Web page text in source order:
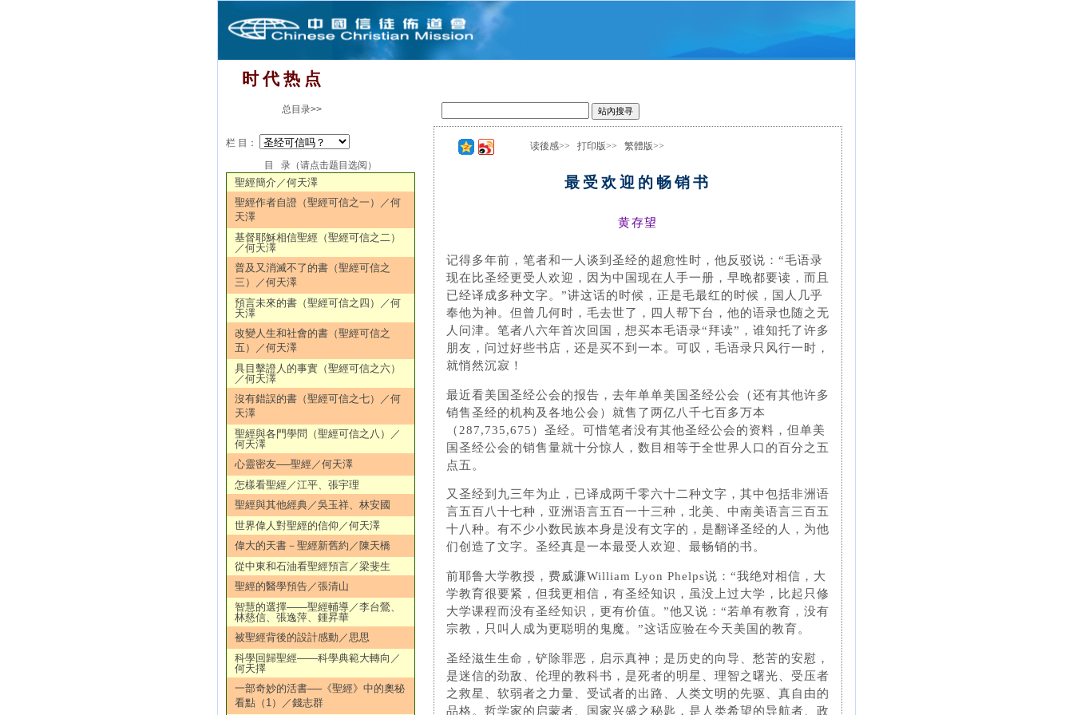
时 代 热 点
总目录>>
栏 目：
目 录（请点击题目选阅）
聖經簡介／何天澤
聖經作者自證（聖經可信之一）／何
天澤
基督耶穌相信聖經（聖經可信之二）
／何天澤
普及又消滅不了的書（聖經可信之
三）／何天澤
預言未來的書（聖經可信之四）／何
天澤
改變人生和社會的書（聖經可信之
五）／何天澤
具目擊證人的事實（聖經可信之六）
／何天澤
沒有錯誤的書（聖經可信之七）／何
天澤
聖經與各門學問（聖經可信之八）／
何天澤
心靈密友──聖經／何天澤
怎樣看聖經／江平、張宇理
聖經與其他經典／吳玉祥、林安國
世界偉人對聖經的信仰／何天澤
偉大的天書－聖經新舊約／陳天橋
從中東和石油看聖經預言／梁斐生
聖經的醫學預告／張清山
智慧的選擇——聖經輔導／李台鶯、
林慈信、張逸萍、鍾昇華
被聖經背後的設計感動／思思
科學回歸聖經——科學典範大轉向／
何天擇
一部奇妙的活書──《聖經》中的奧秘
看點（1）／錢志群
读後感>> 打印版>> 繁體版>>
最受欢迎的畅销书
黄存望
记得多年前，笔者和一人谈到圣经的超愈性时，他反驳说：“毛语录
现在比圣经更受人欢迎，因为中国现在人手一册，早晚都要读，而且
已经译成多种文字。”讲这话的时候，正是毛最红的时候，国人几乎
奉他为神。但曾几何时，毛去世了，四人帮下台，他的语录也随之无
人问津。笔者八六年首次回国，想买本毛语录“拜读”，谁知托了许多
朋友，问过好些书店，还是买不到一本。可叹，毛语录只风行一时，
就悄然沉寂！
最近看美国圣经公会的报告，去年单单美国圣经公会（还有其他许多
销售圣经的机构及各地公会）就售了两亿八千七百多万本
（287,735,675）圣经。可惜笔者没有其他圣经公会的资料，但单美
国圣经公会的销售量就十分惊人，数目相等于全世界人口的百分之五
点五。
又圣经到九三年为止，已译成两千零六十二种文字，其中包括非洲语
言五百八十七种，亚洲语言五百一十三种，北美、中南美语言三百五
十八种。有不少小数民族本身是没有文字的，是翻译圣经的人，为他
们创造了文字。圣经真是一本最受人欢迎、最畅销的书。
前耶鲁大学教授，费威濂William Lyon Phelps说：“我绝对相信，大
学教育很要紧，但我更相信，有圣经知识，虽没上过大学，比起只修
大学课程而没有圣经知识，更有价值。”他又说：“若单有教育，没有
宗教，只叫人成为更聪明的鬼魔。”这话应验在今天美国的教育。
圣经滋生生命，铲除罪恶，启示真神；是历史的向导、愁苦的安慰，
是迷信的劲敌、伦理的教科书，是死者的明星、理智之曙光、受压者
之救星、软弱者之力量、受试者的出路、人类文明的先驱、真自由的
品格。哲学家的启蒙者、国家兴盛之秘匙，是人类希望的导航者、政